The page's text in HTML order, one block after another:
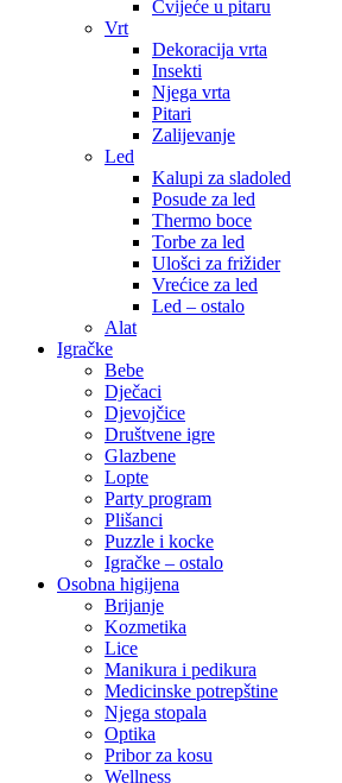
Cvijeće u pitaru
Vrt
Dekoracija vrta
Insekti
Njega vrta
Pitari
Zalijevanje
Led
Kalupi za sladoled
Posude za led
Thermo boce
Torbe za led
Ulošci za frižider
Vrećice za led
Led – ostalo
Alat
Igračke
Bebe
Dječaci
Djevojčice
Društvene igre
Glazbene
Lopte
Party program
Plišanci
Puzzle i kocke
Igračke – ostalo
Osobna higijena
Brijanje
Kozmetika
Lice
Manikura i pedikura
Medicinske potrepštine
Njega stopala
Optika
Pribor za kosu
Wellness